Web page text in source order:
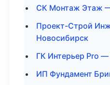
СК Монтаж Этаж
Проект-Строй
Новосибирск
ГК Интерьер Pro
ИП Фундамент